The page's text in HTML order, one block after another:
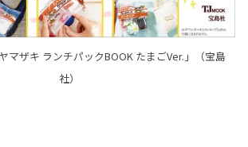
マザキ ランチパックBOOK たまごVer.」（宝島
社）